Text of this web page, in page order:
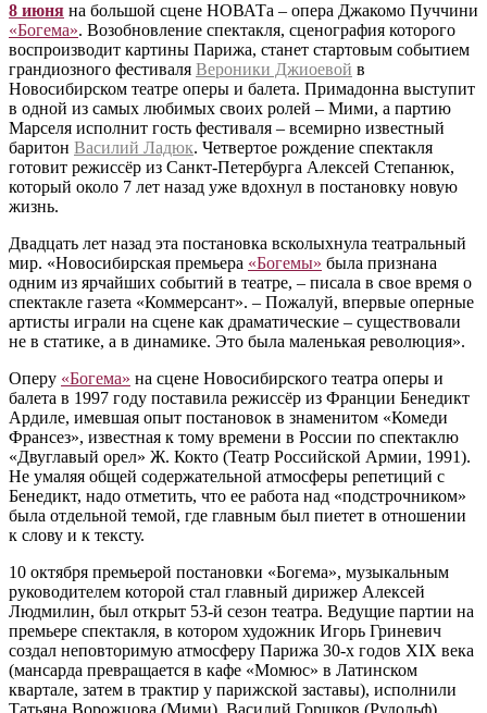
8 июня на большой сцене НОВАТа – опера Джакомо Пуччини
«Богема». Возобновление спектакля, сценография которого
воспроизводит картины Парижа, станет стартовым событием
грандиозного фестиваля Вероники Джиоевой в
Новосибирском театре оперы и балета. Примадонна выступит
в одной из самых любимых своих ролей – Мими, а партию
Марселя исполнит гость фестиваля – всемирно известный
баритон Василий Ладюк. Четвертое рождение спектакля
готовит режиссёр из Санкт-Петербурга Алексей Степанюк,
который около 7 лет назад уже вдохнул в постановку новую
жизнь.
Двадцать лет назад эта постановка всколыхнула театральный
мир. «Новосибирская премьера «Богемы» была признана
одним из ярчайших событий в театре, – писала в свое время о
спектакле газета «Коммерсант». – Пожалуй, впервые оперные
артисты играли на сцене как драматические – существовали
не в статике, а в динамике. Это была маленькая революция».
Оперу «Богема» на сцене Новосибирского театра оперы и
балета в 1997 году поставила режиссёр из Франции Бенедикт
Ардиле, имевшая опыт постановок в знаменитом «Комеди
Франсез», известная к тому времени в России по спектаклю
«Двуглавый орел» Ж. Кокто (Театр Российской Армии, 1991).
Не умаляя общей содержательной атмосферы репетиций с
Бенедикт, надо отметить, что ее работа над «подстрочником»
была отдельной темой, где главным был пиетет в отношении
к слову и к тексту.
10 октября премьерой постановки «Богема», музыкальным
руководителем которой стал главный дирижер Алексей
Людмилин, был открыт 53-й сезон театра. Ведущие партии на
премьере спектакля, в котором художник Игорь Гриневич
создал неповторимую атмосферу Парижа 30-х годов XIX века
(мансарда превращается в кафе «Момюс» в Латинском
квартале, затем в трактир у парижской заставы), исполнили
Татьяна Ворожцова (Мими), Василий Горшков (Рудольф),